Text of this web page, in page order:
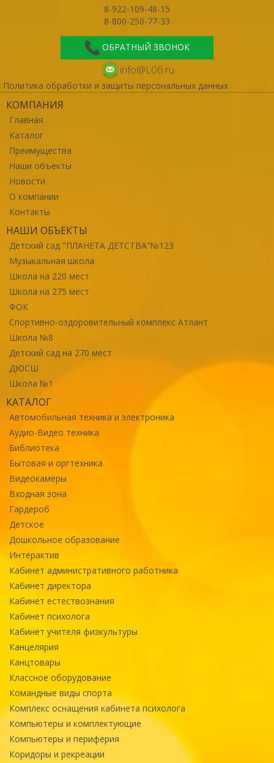
8-922-109-48-15
8-800-250-77-33
ОБРАТНЫЙ ЗВОНОК
info@L06.ru
Политика обработки и защиты персональных данных
КОМПАНИЯ
Главная
Каталог
Преимущества
Наши объекты
Новости
О компании
Контакты
НАШИ ОБЪЕКТЫ
Детский сад "ПЛАНЕТА ДЕТСТВА"№123
Музыкальная школа
Школа на 220 мест
Школа на 275 мест
ФОК
Спортивно-оздоровительный комплекс Атлант
Школа №8
Детский сад на 270 мест
ДЮСШ
Школа №1
КАТАЛОГ
Автомобильная техника и электроника
Аудио-Видео техника
Библиотека
Бытовая и оргтехника
Видеокамеры
Входная зона
Гардероб
Детское
Дошкольное образование
Интерактив
Кабинет административного работника
Кабинет директора
Кабинет естествознания
Кабинет психолога
Кабинет учителя физкультуры
Канцелярия
Канцтовары
Классное оборудование
Командные виды спорта
Комплекс оснащения кабинета психолога
Компьютеры и комплектующие
Компьютеры и периферия
Коридоры и рекреации